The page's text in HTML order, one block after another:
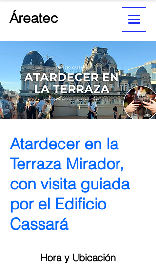
Áreatec
Atardecer en la
Terraza Mirador,
con visita guiada
por el Edificio
Cassará
Hora y Ubicación